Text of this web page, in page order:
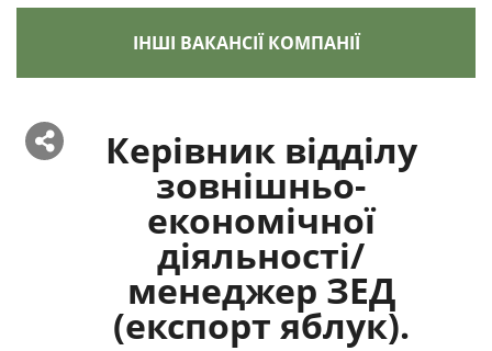
ІНШІ ВАКАНСІЇ КОМПАНІЇ
Керівник відділу
зовнішньо-
економічної
діяльності/
менеджер ЗЕД
(експорт яблук).